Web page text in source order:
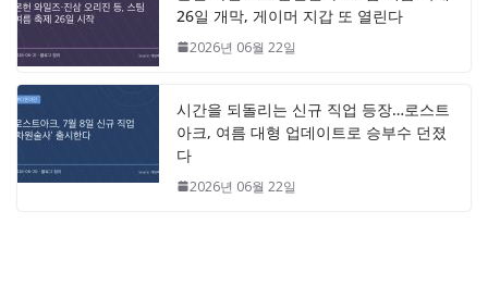
26일 개막, 게이머 지갑 또 열린다
2026년 06월 22일
시간을 되돌리는 신규 직업 등장…로스트
아크, 여름 대형 업데이트로 승부수 던졌
다
2026년 06월 22일